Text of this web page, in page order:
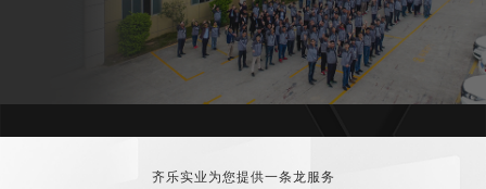
齐乐实业为您提供一条龙服务